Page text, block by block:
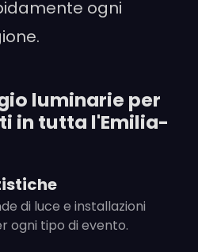
ogni
luminarie per
in tutta l'Emilia-
di luce e installazioni
ogni tipo di evento.